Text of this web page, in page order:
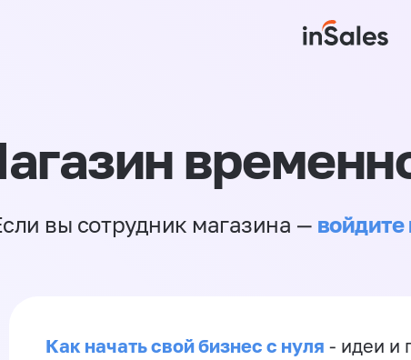
вы сотрудник магазина — войдите
Как начать свой бизнес с нуля - идеи и